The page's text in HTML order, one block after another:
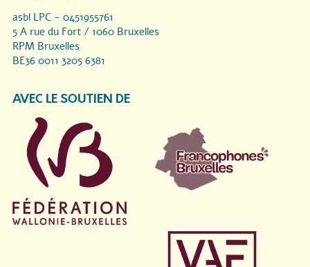
asbl LPC - 0451955761
5 A rue du Fort / 1060 Bruxelles
RPM Bruxelles
BE36 0011 3205 6381
AVEC LE SOUTIEN DE